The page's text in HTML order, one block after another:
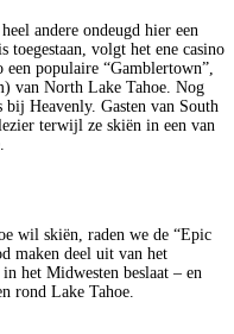
andere ondeugd hier een
toegestaan, volgt het ene casino
een populaire “Gamblertown”,
van North Lake Tahoe. Nog
Heavenly. Gasten van South
terwijl ze skiën in een van
wil skiën, raden we de “Epic
maken deel uit van het
het Midwesten beslaat – en
rond Lake Tahoe.